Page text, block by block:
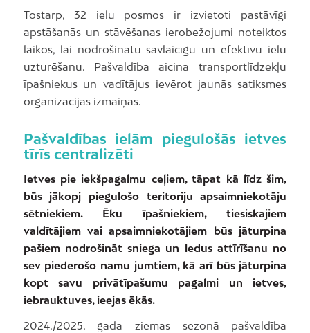
Tostarp, 32 ielu posmos ir izvietoti pastāvīgi
apstāšanās un stāvēšanas ierobežojumi noteiktos
laikos, lai nodrošinātu savlaicīgu un efektīvu ielu
uzturēšanu. Pašvaldība aicina transportlīdzekļu
īpašniekus un vadītājus ievērot jaunās satiksmes
organizācijas izmaiņas.
Pašvaldības ielām piegulošās ietves
tīrīs centralizēti
Ietves pie iekšpagalmu ceļiem, tāpat kā līdz šim,
būs jākopj piegulošo teritoriju apsaimniekotāju
sētniekiem. Ēku īpašniekiem, tiesiskajiem
valdītājiem vai apsaimniekotājiem būs jāturpina
pašiem nodrošināt sniega un ledus attīrīšanu no
sev piederošo namu jumtiem, kā arī būs jāturpina
kopt savu privātīpašumu pagalmi un ietves,
iebrauktuves, ieejas ēkās.
2024./2025. gada ziemas sezonā pašvaldība